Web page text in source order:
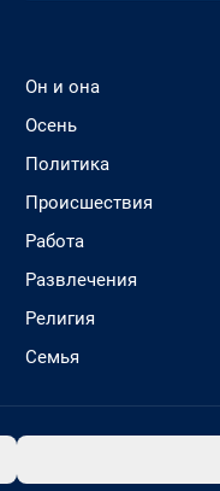
Он и она
Осень
Политика
Происшествия
Работа
Развлечения
Религия
Семья